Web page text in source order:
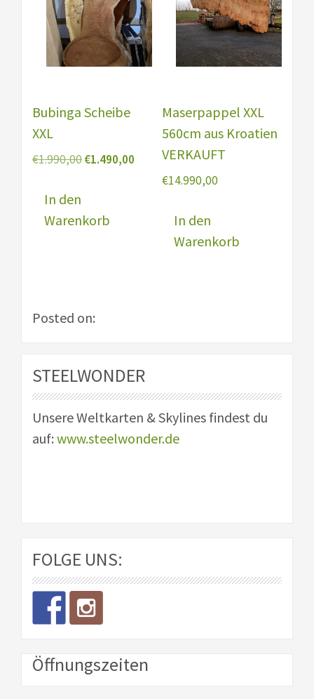
Bubinga Scheibe
XXL
€1.990,00Ursprünglicher
€1.490,00 Aktueller
In den
Warenkorb
Maserpappel XXL
560cm aus Kroatien
VERKAUFT
€14.990,00
In den
Warenkorb
Posted on:
STEELWONDER
Unsere Weltkarten & Skylines findest du
auf: www.steelwonder.de
FOLGE UNS:
Öffnungszeiten